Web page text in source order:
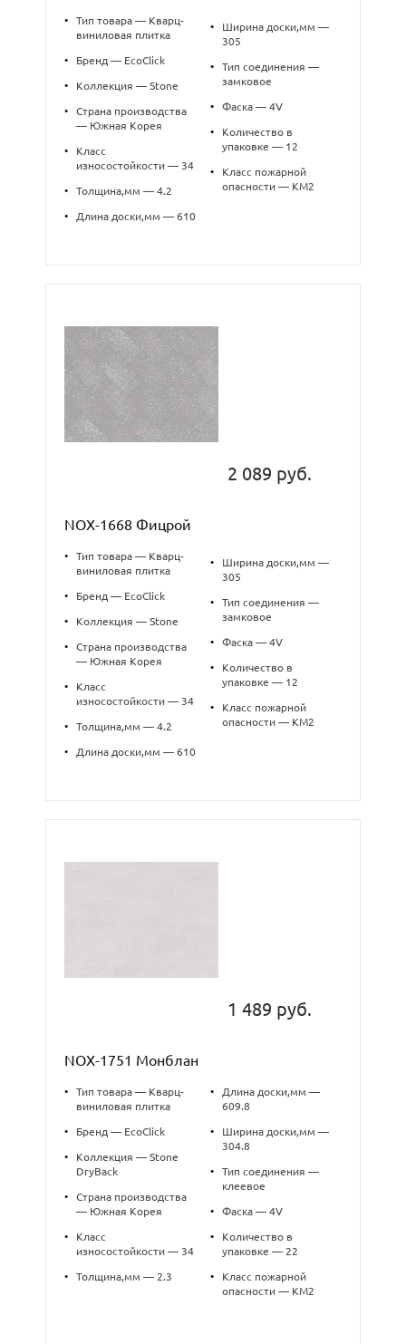
•
Тип товара — Кварц-
виниловая плитка
• Бренд — EcoClick
• Коллекция — Stone
•
Страна производства
— Южная Корея
•
Класс
износостойкости — 34
• Толщина,мм — 4.2
• Длина доски,мм — 610
•
Ширина доски,мм —
305
•
Тип соединения —
замковое
• Фаска — 4V
•
Количество в
упаковке — 12
•
Класс пожарной
опасности — КМ2
2 089 руб.
NOX-1668 Фицрой
•
Тип товара — Кварц-
виниловая плитка
• Бренд — EcoClick
• Коллекция — Stone
•
Страна производства
— Южная Корея
•
Класс
износостойкости — 34
• Толщина,мм — 4.2
• Длина доски,мм — 610
•
Ширина доски,мм —
305
•
Тип соединения —
замковое
• Фаска — 4V
•
Количество в
упаковке — 12
•
Класс пожарной
опасности — КМ2
1 489 руб.
NOX-1751 Монблан
•
Тип товара — Кварц-
виниловая плитка
• Бренд — EcoClick
•
Коллекция — Stone
DryBack
•
Страна производства
— Южная Корея
•
Класс
износостойкости — 34
• Толщина,мм — 2.3
•
Длина доски,мм —
609.8
•
Ширина доски,мм —
304.8
•
Тип соединения —
клеевое
• Фаска — 4V
•
Количество в
упаковке — 22
•
Класс пожарной
опасности — КМ2